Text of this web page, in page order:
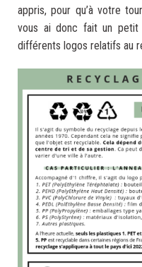
appris, pour qu’à votre
vous ai donc fait un petit
différents logos relatifs au